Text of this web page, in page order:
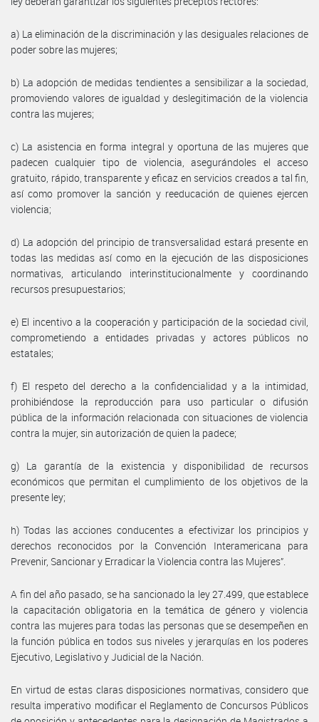
a) La eliminación de la discriminación y las desiguales relaciones de
poder sobre las mujeres;
b) La adopción de medidas tendientes a sensibilizar a la sociedad,
promoviendo valores de igualdad y deslegitimación de la violencia
contra las mujeres;
c) La asistencia en forma integral y oportuna de las mujeres que
padecen cualquier tipo de violencia, asegurándoles el acceso
gratuito, rápido, transparente y eficaz en servicios creados a tal fin,
así como promover la sanción y reeducación de quienes ejercen
violencia;
d) La adopción del principio de transversalidad estará presente en
todas las medidas así como en la ejecución de las disposiciones
normativas, articulando interinstitucionalmente y coordinando
recursos presupuestarios;
e) El incentivo a la cooperación y participación de la sociedad civil,
comprometiendo a entidades privadas y actores públicos no
estatales;
f) El respeto del derecho a la confidencialidad y a la intimidad,
prohibiéndose la reproducción para uso particular o difusión
pública de la información relacionada con situaciones de violencia
contra la mujer, sin autorización de quien la padece;
g) La garantía de la existencia y disponibilidad de recursos
económicos que permitan el cumplimiento de los objetivos de la
presente ley;
h) Todas las acciones conducentes a efectivizar los principios y
derechos reconocidos por la Convención Interamericana para
Prevenir, Sancionar y Erradicar la Violencia contra las Mujeres”.
A fin del año pasado, se ha sancionado la ley 27.499, que establece
la capacitación obligatoria en la temática de género y violencia
contra las mujeres para todas las personas que se desempeñen en
la función pública en todos sus niveles y jerarquías en los poderes
Ejecutivo, Legislativo y Judicial de la Nación.
En virtud de estas claras disposiciones normativas, considero que
resulta imperativo modificar el Reglamento de Concursos Públicos